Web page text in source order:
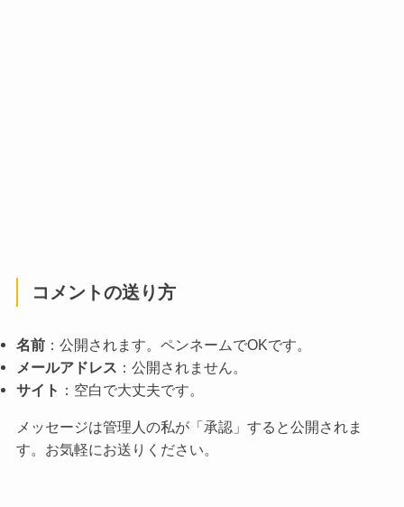
コメントの送り方
名前：公開されます。ペンネームでOKです。
メールアドレス ：公開されません。
サイト ：空白で大丈夫です。
メッセージは管理人の私が「承認」すると公開されま
す。お気軽にお送りください。